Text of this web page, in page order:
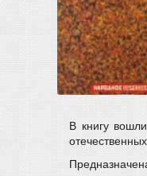
В книгу